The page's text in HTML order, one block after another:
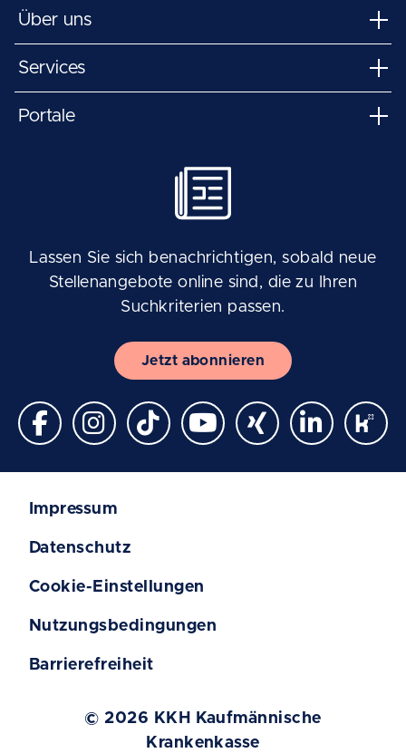
Über uns
Services
Portale
Lassen Sie sich benachrichtigen, sobald neue
Stellenangebote online sind, die zu Ihren
Suchkriterien passen.
Jetzt abonnieren
Impressum
Datenschutz
Cookie-Einstellungen
Nutzungsbedingungen
Barrierefreiheit
© 2026 KKH Kaufmännische
Krankenkasse